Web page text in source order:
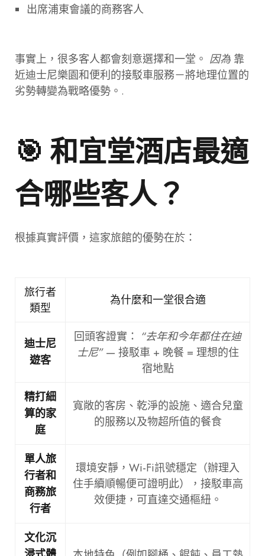
出席浦東會議的商務客人
事實上，很多客人都會刻意選擇和一堂。 因為 靠
近迪士尼樂園和便利的接駁車服務－將地理位置的
劣勢轉變為戰略優勢。.
🎯 和宜堂酒店最適
合哪些客人？
根據真實評價，這家旅館的優勢在於：
旅行者
類型
為什麼和一堂很合適
迪士尼
遊客
回頭客證實： “去年和今年都住在迪
士尼”— 接駁車 + 晚餐 = 理想的住
宿地點
精打細
算的家
庭
寬敞的客房、乾淨的設施、適合兒童
的服務以及物超所值的餐食
單人旅
行者和
商務旅
行者
環境安靜，Wi-Fi訊號穩定（辦理入
住手續順暢便可證明此），接駁車高
效便捷，可直達交通樞紐。
文化沉